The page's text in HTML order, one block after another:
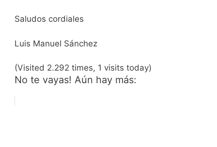
Saludos cordiales
Luis Manuel Sánchez
(Visited 2.292 times, 1 visits today)
No te vayas! Aún hay más: